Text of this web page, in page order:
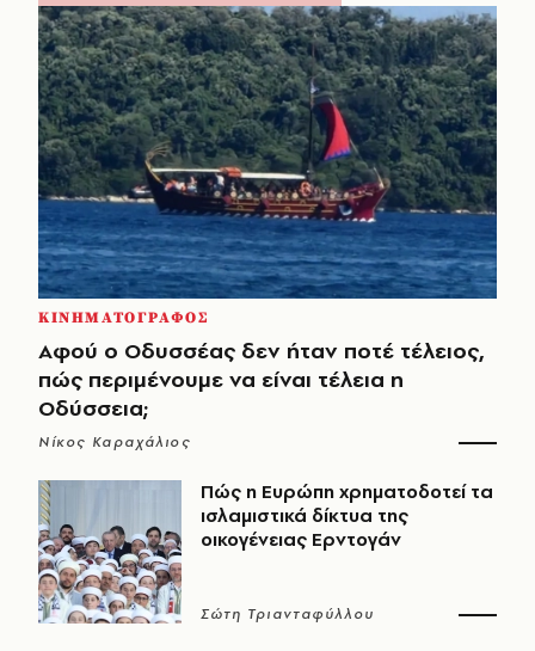
ΚΙΝΗΜΑΤΟΓΡΑΦΟΣ
Αφού ο Οδυσσέας δεν ήταν ποτέ τέλειος,
πώς περιμένουμε να είναι τέλεια η
Οδύσσεια;
Νίκος Καραχάλιος
Πώς η Ευρώπη χρηματοδοτεί τα
ισλαμιστικά δίκτυα της
οικογένειας Ερντογάν
Σώτη Τριανταφύλλου